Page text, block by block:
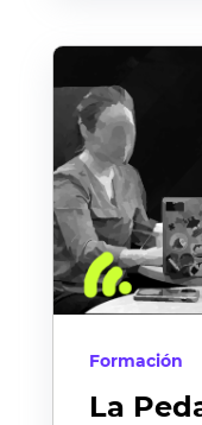
Formación
La